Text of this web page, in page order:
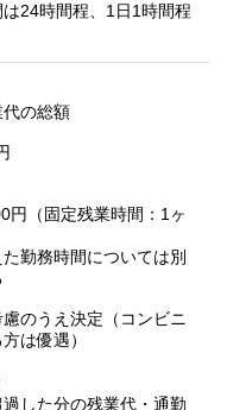
24時間程、1日1時間程
の総額
円（固定残業時間：1ヶ
勤務時間については別
のうえ決定（コンビニ
は優遇）
した分の残業代・通勤